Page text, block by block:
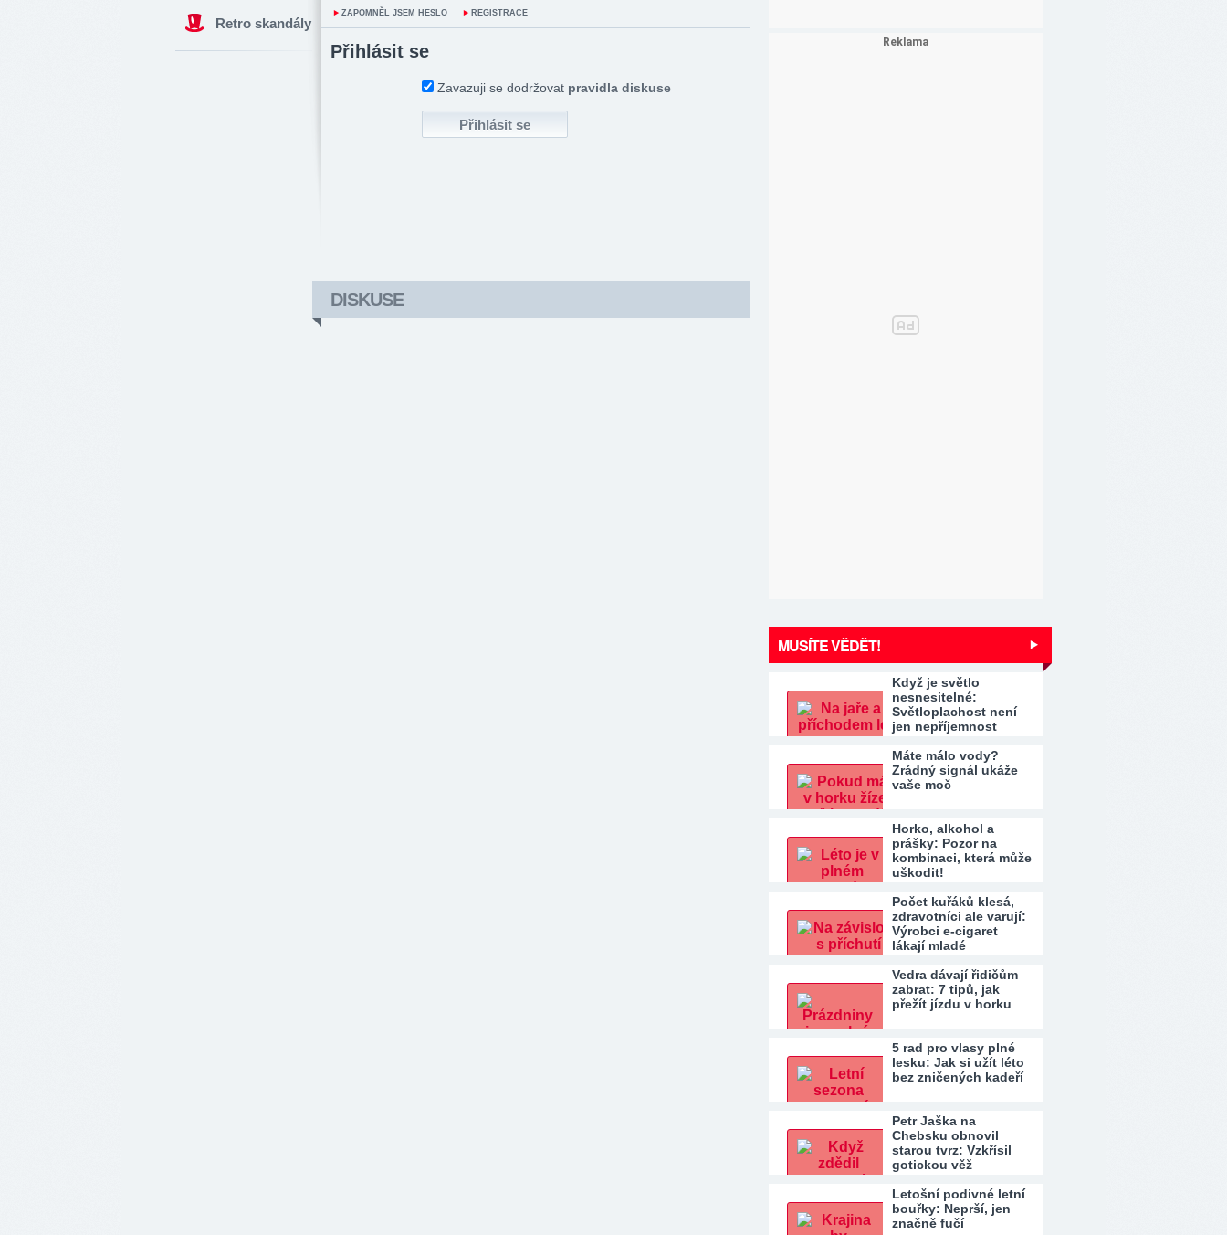
Retro skandály
ZAPOMNĚL JSEM HESLO REGISTRACE
Přihlásit se
Zavazuji se dodržovat pravidla diskuse
DISKUSE
MUSÍTE VĚDĚT!
Když je světlo
nesnesitelné:
Světloplachost není
jen nepříjemnost
Máte málo vody?
Zrádný signál ukáže
vaše moč
Horko, alkohol a
prášky: Pozor na
kombinaci, která může
uškodit!
Počet kuřáků klesá,
zdravotníci ale varují:
Výrobci e-cigaret
lákají mladé
Vedra dávají řidičům
zabrat: 7 tipů, jak
přežít jízdu v horku
5 rad pro vlasy plné
lesku: Jak si užít léto
bez zničených kadeří
Petr Jaška na
Chebsku obnovil
starou tvrz: Vzkřísil
gotickou věž
Letošní podivné letní
bouřky: Neprší, jen
značně fučí